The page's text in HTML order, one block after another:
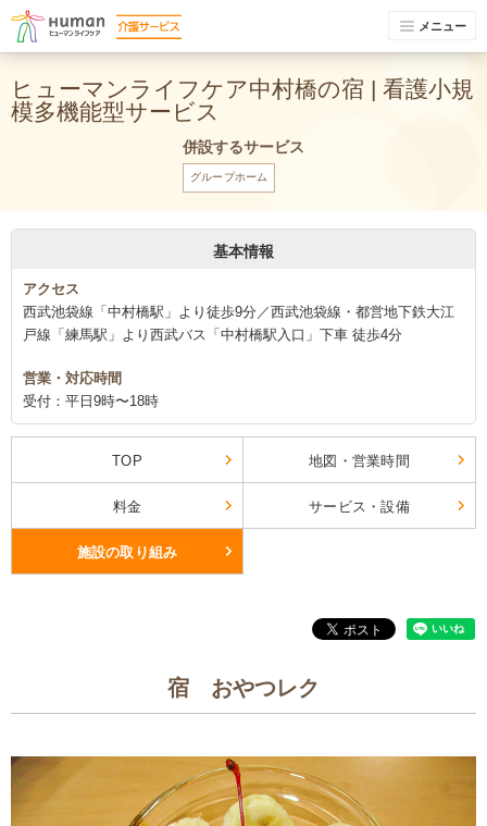
メニュー
ヒューマンライフケア中村橋の宿 | 看護小規
模多機能型サービス
併設するサービス
グループホーム
基本情報
アクセス
西武池袋線「中村橋駅」より徒歩9分／西武池袋線・都営地下鉄大江
戸線「練馬駅」より西武バス「中村橋駅入口」下車 徒歩4分
営業・対応時間
受付：平日9時〜18時
TOP 地図・営業時間
料金 サービス・設備
施設の取り組み
宿 おやつレク